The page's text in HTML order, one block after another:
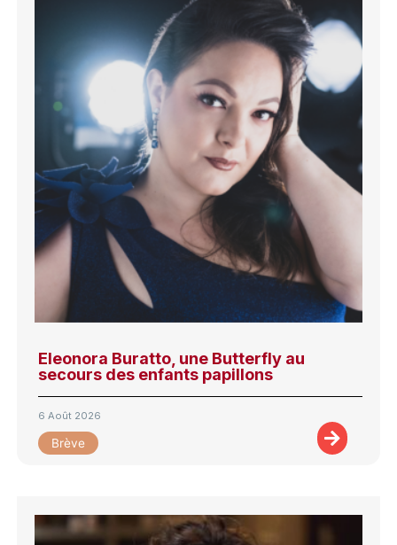
Eleonora Buratto, une Butterfly au
secours des enfants papillons
6 Août 2026
Brève